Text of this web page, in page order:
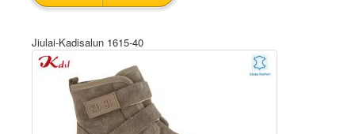
Jiulai-Kadisalun 1615-40